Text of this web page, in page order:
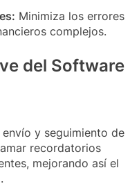
Minimiza los errores
complejos.
del Software
y seguimiento de
recordatorios
mejorando así el